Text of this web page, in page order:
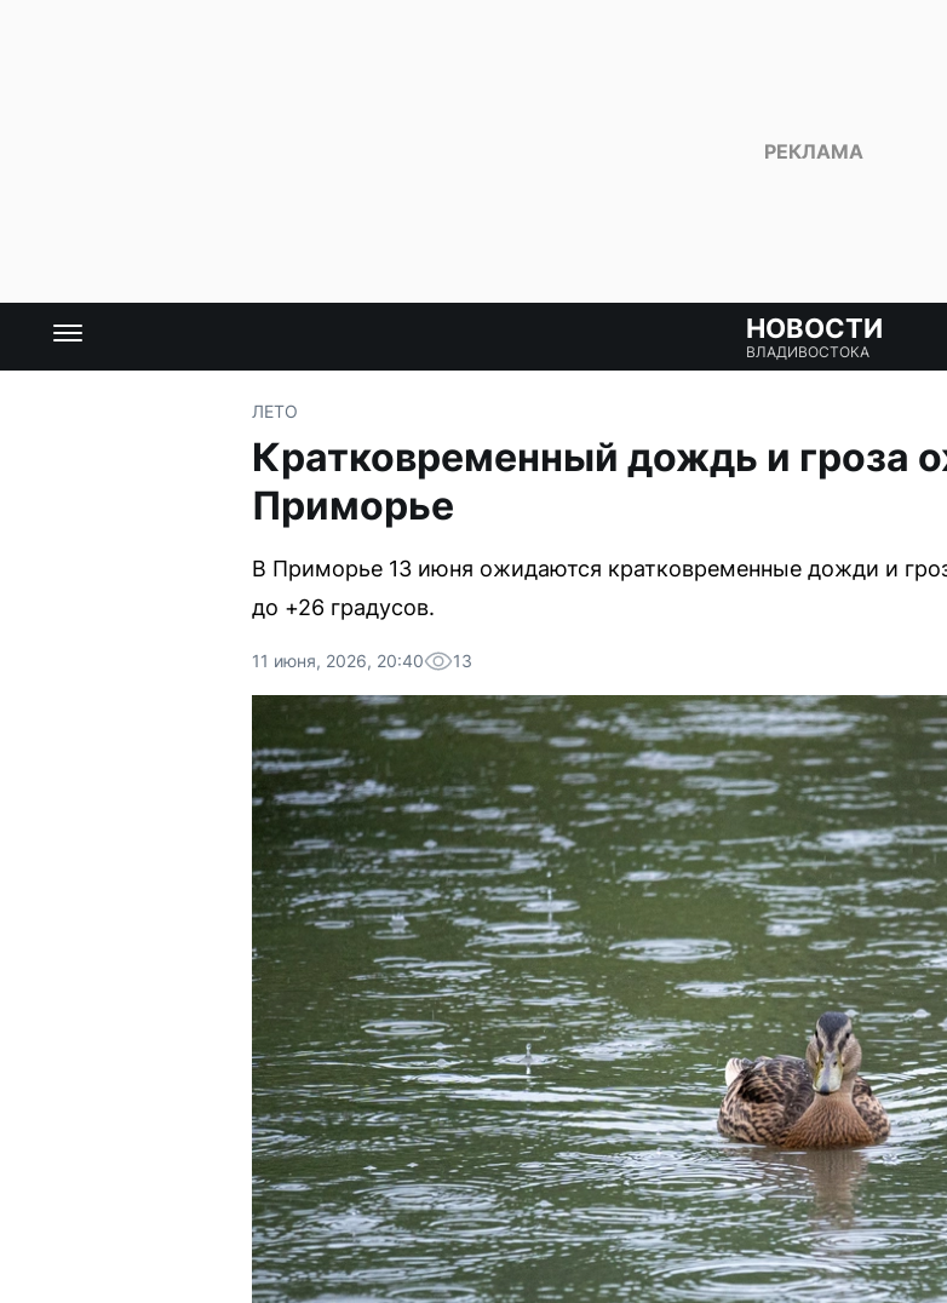
НОВОСТИ
ВЛАДИВОСТОКА
ЛЕТО
Кратковременный дождь и гроза
Приморье
В Приморье 13 июня ожидаются кратковременные дожди и
до +26 градусов.
11 июня, 2026, 20:40 13